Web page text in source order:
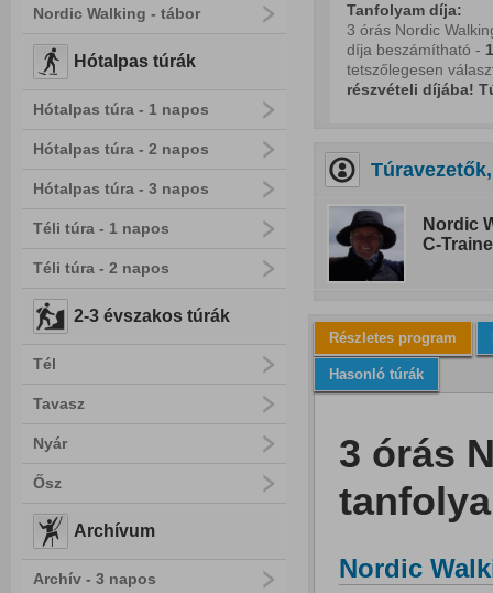
Nordic Walking - tábor
Hótalpas túrák
Hótalpas túra - 1 napos
Hótalpas túra - 2 napos
Hótalpas túra - 3 napos
Téli túra - 1 napos
Téli túra - 2 napos
2-3 évszakos túrák
Tél
Tavasz
Nyár
Ősz
Archívum
Archív - 3 napos
Tanfolyam díja:
3 órás Nordic
díja beszámítható -
tetszőlegesen
részvételi díjába! T
Nordic
C-
Részletes program
Hasonló túrák
3 órás
Nordic